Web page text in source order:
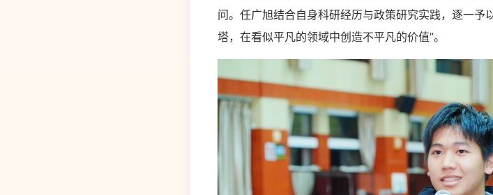
问。任广旭结合自身科研经历与政策研究实践，逐一予
塔，在看似平凡的领域中创造不平凡的价值”。